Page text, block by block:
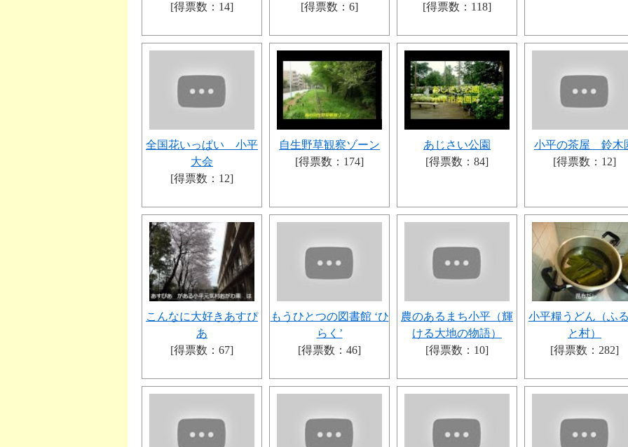
[得票数：14]
[得票数：6]
[得票数：118]
全国花いっぱい 小平
大会
[得票数：12]
自生野草観察ゾーン
[得票数：174]
あじさい公園
[得票数：84]
小平の茶屋 鈴木
[得票数：12]
こんなに大好きあすぴ
あ
[得票数：67]
もうひとつの図書館 ‘ひ
らく’
[得票数：46]
農のあるまち小平（輝
ける大地の物語）
[得票数：10]
小平糧うどん（ふ
と村）
[得票数：282]